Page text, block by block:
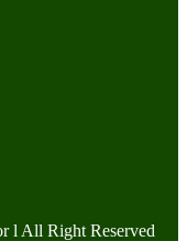
l All Right Reserved